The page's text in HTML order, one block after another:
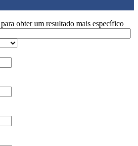
obter um resultado mais específico